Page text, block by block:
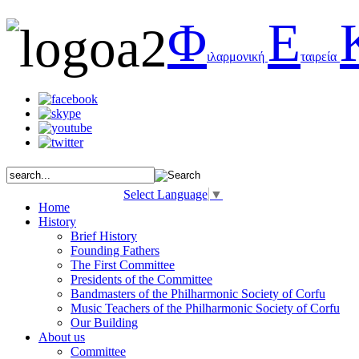
Φιλαρμονική Εταιρεία
Select Language ▼
Home
History
Brief History
Founding Fathers
The First Committee
Presidents of the Committee
Bandmasters of the Philharmonic Society of Corfu
Music Teachers of the Philharmonic Society of Corfu
Our Building
About us
Committee